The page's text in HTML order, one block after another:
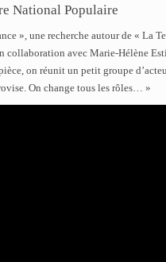
National Populaire
», une recherche autour de « La
collaboration avec Marie-Hélène
on réunit un petit groupe
On change tous les rôles… »